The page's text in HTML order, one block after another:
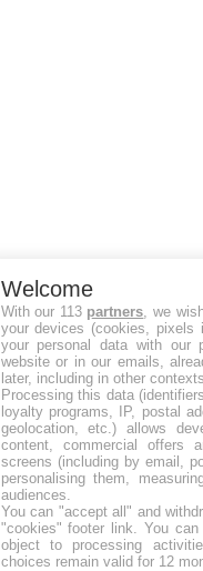
Welcome
With our 113 partners, we
your devices (cookies, pixels
your personal data with our
website or in our emails,
later, including in other
Processing this data
loyalty programs, IP, postal
geolocation, etc.) allows
content, commercial offers
screens (including by email,
personalising them,
audiences.
You can "accept all" and
"cookies" footer link. You can
object to processing
choices remain valid for 12